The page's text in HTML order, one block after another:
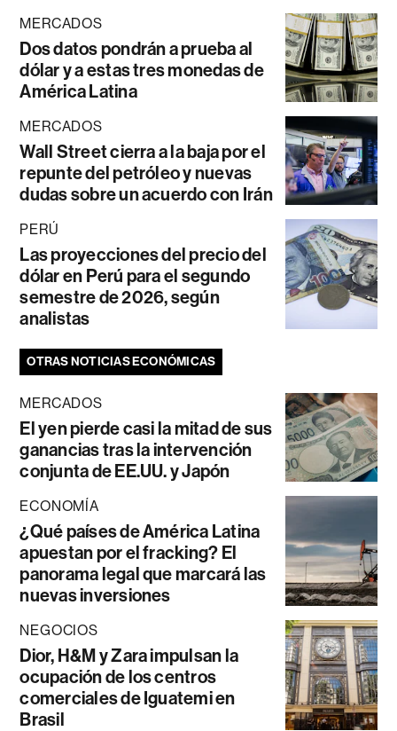
MERCADOS
Dos datos pondrán a prueba al
dólar y a estas tres monedas de
América Latina
MERCADOS
Wall Street cierra a la baja por el
repunte del petróleo y nuevas
dudas sobre un acuerdo con Irán
PERÚ
Las proyecciones del precio del
dólar en Perú para el segundo
semestre de 2026, según
analistas
OTRAS NOTICIAS ECONÓMICAS
MERCADOS
El yen pierde casi la mitad de sus
ganancias tras la intervención
conjunta de EE.UU. y Japón
ECONOMÍA
¿Qué países de América Latina
apuestan por el fracking? El
panorama legal que marcará las
nuevas inversiones
NEGOCIOS
Dior, H&M y Zara impulsan la
ocupación de los centros
comerciales de Iguatemi en
Brasil